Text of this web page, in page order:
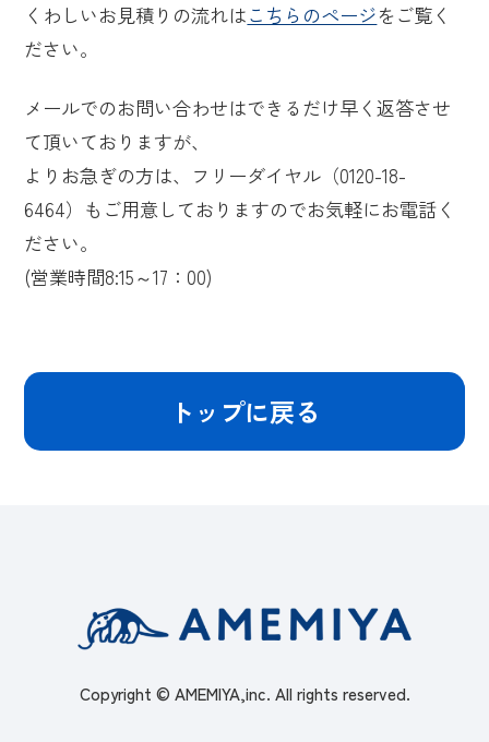
くわしいお見積りの流れはこちらのページをご覧く
ださい。
メールでのお問い合わせはできるだけ早く返答させ
て頂いておりますが、
よりお急ぎの方は、フリーダイヤル（0120-18-
6464）もご用意しておりますのでお気軽にお電話く
ださい。
(営業時間8:15～17：00)
トップに戻る
Copyright © AMEMIYA,inc. All rights reserved.